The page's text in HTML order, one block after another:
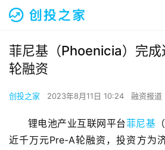
菲尼基（Phoenicia）完
轮融资
创投之家 2023年8月11日 10:24 融资报道
锂电池产业互联网平台菲尼基 （
近千万元Pre-A轮融资，投资方为